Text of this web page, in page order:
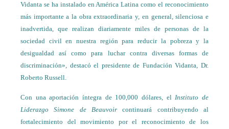
Vidanta se ha instalado en América Latina como el reconocimiento
más importante a la obra extraordinaria y, en general, silenciosa e
inadvertida, que realizan diariamente miles de personas de la
sociedad civil en nuestra región para reducir la pobreza y la
desigualdad así como para luchar contra diversas formas de
discriminación», destacó el presidente de Fundación Vidanta, Dr.
Roberto Russell.
Con una aportación íntegra de 100,000 dólares, el Instituto de
Liderazgo Simone de Beauvoir continuará contribuyendo al
fortalecimiento del movimiento por el reconocimiento de los